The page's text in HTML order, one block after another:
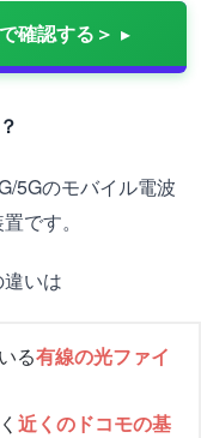
確認する＞
5Gのモバイル電波
です。
いは
る有線の光ファイ
近くのドコモの基